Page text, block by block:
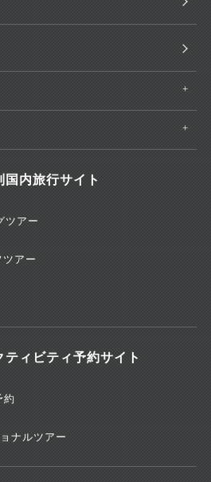
国内旅行サイト
ツアー
ツアー
ティビティ予約サイト
約
ナルツアー